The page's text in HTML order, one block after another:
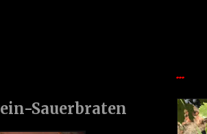
Sauerbraten
...